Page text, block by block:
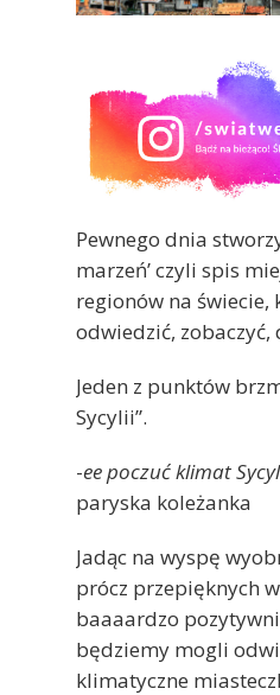
Pewnego dnia
marzeń’ czyli spis
regionów na
odwiedzić, zobaczyć,
Jeden z punktów
Sycylii”.
-ee poczuć klimat
paryska koleżanka
Jadąc na wyspę
prócz przepięknych
baaaardzo
będziemy mogli
klimatyczne